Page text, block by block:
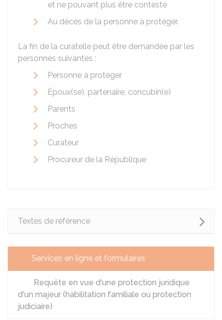
et ne pouvant plus être contesté
Au décès de la personne à protéger.
La fin de la curatelle peut être demandée par les
personnes suivantes :
Personne à protéger
Époux(se), partenaire, concubin(e)
Parents
Proches
Curateur
Procureur de la République
Textes de référence
Services en ligne et formulaires
Requête en vue d'une protection juridique
d'un majeur (habilitation familiale ou protection
judiciaire)